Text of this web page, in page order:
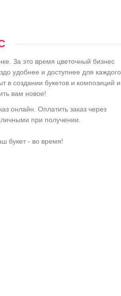
За это время цветочный бизнес
удобнее и доступнее для каждого
создании букетов и композиций и
вам новое!
онлайн. Оплатить заказ через
при получении.
букет - во время!